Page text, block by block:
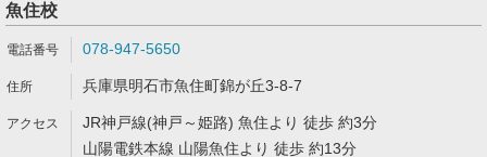
魚住校
078-947-5650
兵庫県明石市魚住町錦が丘3-8-7
JR神戸線(神戸～姫路) 魚住より 徒歩 約3分
山陽電鉄本線 山陽魚住より 徒歩 約13分